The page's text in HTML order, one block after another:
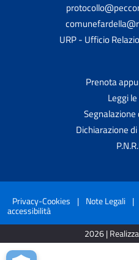
URP - Ufficio
Prenota
Leggi le
Dichiarazione
Privacy-Cookies | Note Legali |
accessibilità
2026 |